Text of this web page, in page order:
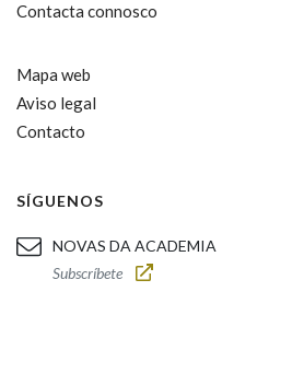
Contacta connosco
Mapa web
Aviso legal
Contacto
SÍGUENOS
NOVAS DA ACADEMIA
Subscríbete